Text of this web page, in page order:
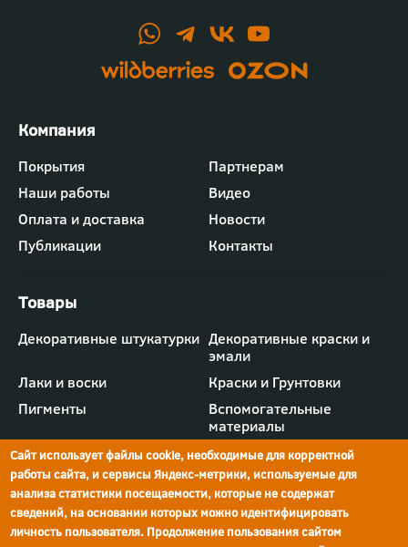
г.Ростов-на-Дону,
ул.Мечникова, д.134
просп. Шолохова, 211/4,
Ростов-на-Дону
Футер
-
меню
"Компания"
Покрытия
Партнерам
Наши работы
Видео
Оплата и доставка
Новости
Публикации
Контакты
Футер
-
меню
"Товары"
Декоративные штукатурки Декоративные краски и
эмали
Лаки и воски
Краски и Грунтовки
Пигменты
Вспомогательные
материалы
Сайт использует файлы cookie, необходимые для корректной
работы сайта, и сервисы Яндекс-метрики, используемые для
анализа статистики посещаемости, которые не содержат
сведений, на основании которых можно идентифицировать
личность пользователя. Продолжение пользования сайтом